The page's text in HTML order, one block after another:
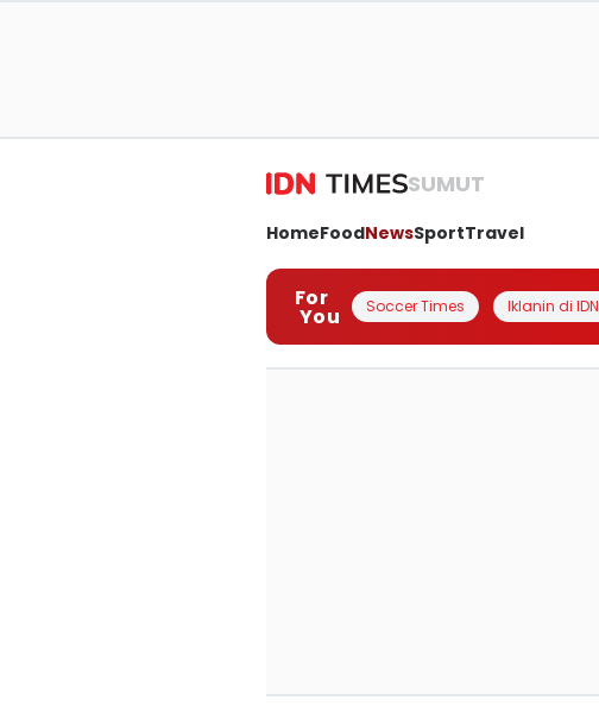
SUMUT
HomeFoodNewsSportTravel
For
You Soccer Times Iklanin di IDN